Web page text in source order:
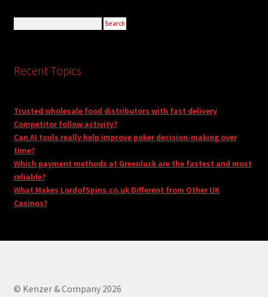
Recent Topics
Trusted wholesale food distributors with fast delivery
Competitor follow activity?
Can AI tools really help improve poker decision-making over
time?
Which payment methods at Greenluck are the fastest and most
reliable?
What Makes LordofSpins.co.uk Different from Other UK
Casinos?
© Kenzer & Company 2026